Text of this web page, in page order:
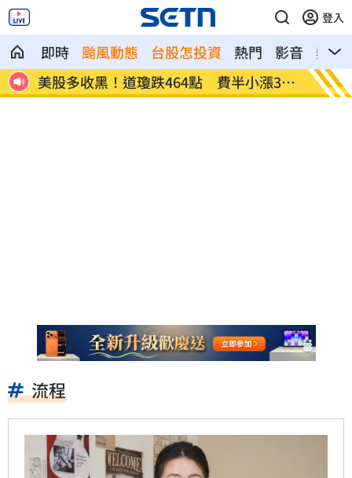
登入
即時 颱風動態 台股怎投資 熱門 影音
熱搜
今迎立秋！「5星座、5生肖」財運旺到爆 白海
流程